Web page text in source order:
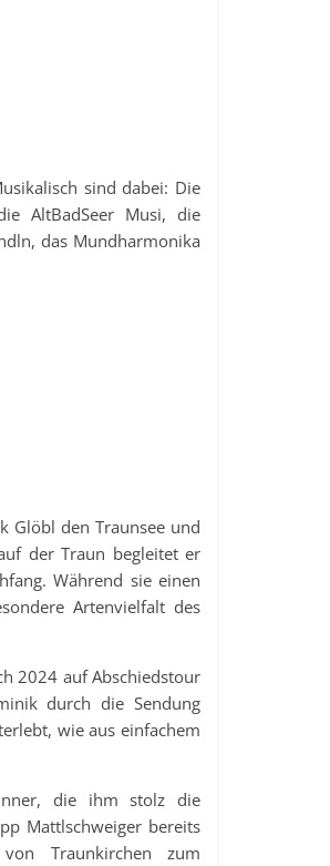
sind dabei: Die
AltBadSeer Musi, die
das Mundharmonika
Glöbl den Traunsee und
der Traun begleitet er
Während sie einen
Artenvielfalt des
2024 auf Abschiedstour
durch die Sendung
wie aus einfachem
die ihm stolz die
Mattlschweiger bereits
Traunkirchen zum